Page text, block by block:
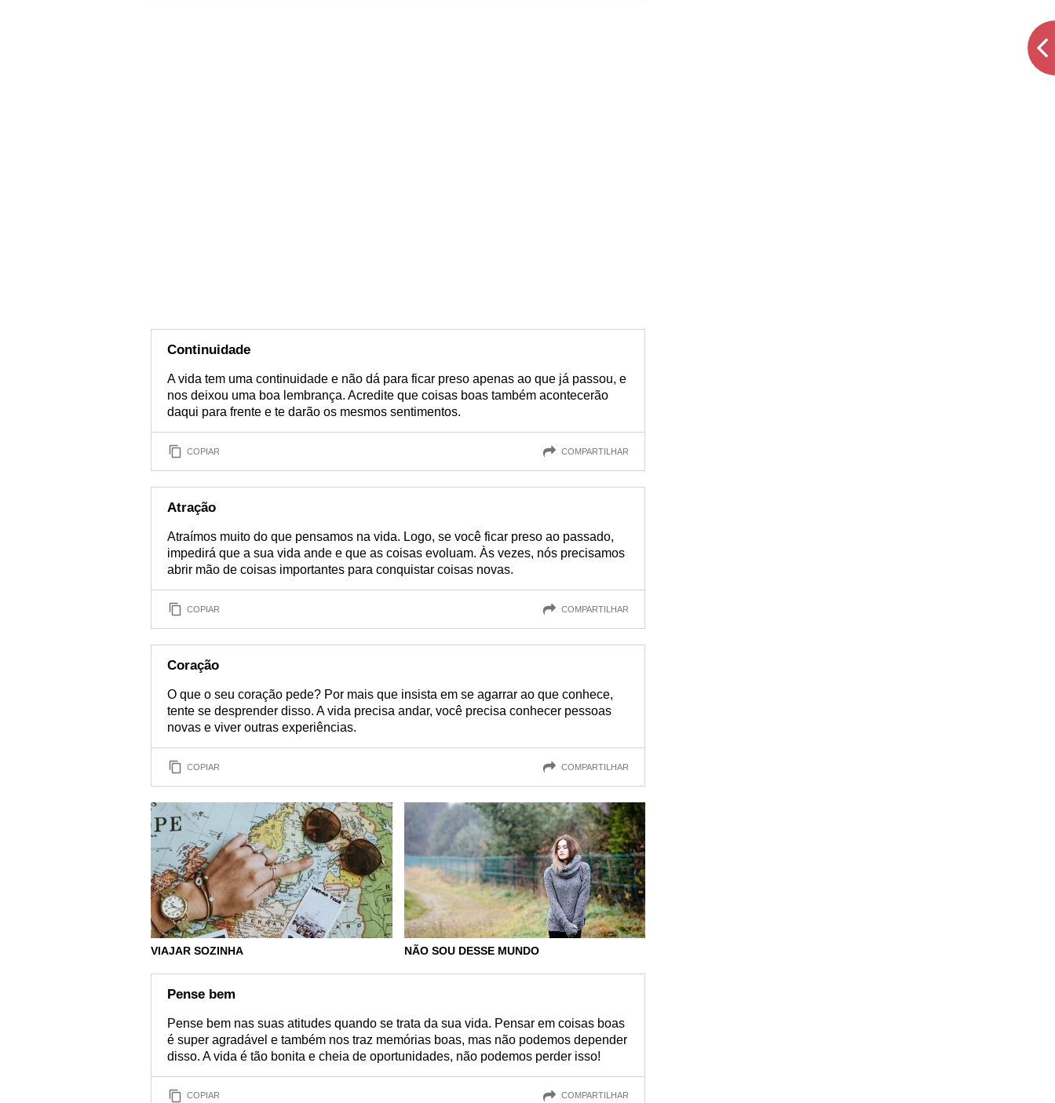
Continuidade
A vida tem uma continuidade e não dá para ficar preso apenas ao que já passou, e
nos deixou uma boa lembrança. Acredite que coisas boas também acontecerão
daqui para frente e te darão os mesmos sentimentos.
COPIAR COMPARTILHAR
Atração
Atraímos muito do que pensamos na vida. Logo, se você ficar preso ao passado,
impedirá que a sua vida ande e que as coisas evoluam. Às vezes, nós precisamos
abrir mão de coisas importantes para conquistar coisas novas.
COPIAR COMPARTILHAR
Coração
O que o seu coração pede? Por mais que insista em se agarrar ao que conhece,
tente se desprender disso. A vida precisa andar, você precisa conhecer pessoas
novas e viver outras experiências.
COPIAR COMPARTILHAR
VIAJAR SOZINHA NÃO SOU DESSE MUNDO
Pense bem
Pense bem nas suas atitudes quando se trata da sua vida. Pensar em coisas boas
é super agradável e também nos traz memórias boas, mas não podemos depender
disso. A vida é tão bonita e cheia de oportunidades, não podemos perder isso!
COPIAR COMPARTILHAR